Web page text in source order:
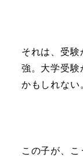
それは、受
強。大学受
かもしれない。
この子が、こ